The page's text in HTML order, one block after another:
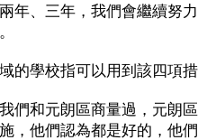
年、三年，我們會繼續努
的學校指可以用到該四項
們和元朗區商量過，元朗
，他們認為都是好的，他